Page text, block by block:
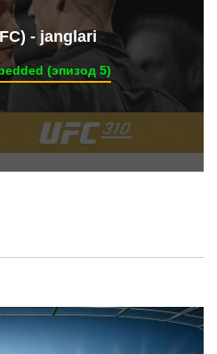
- janglari
(эпизод 5)